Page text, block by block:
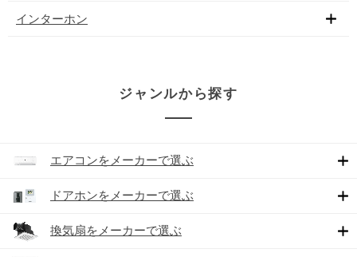
インターホン
ジャンルから探す
エアコンをメーカーで選ぶ
ドアホンをメーカーで選ぶ
換気扇をメーカーで選ぶ